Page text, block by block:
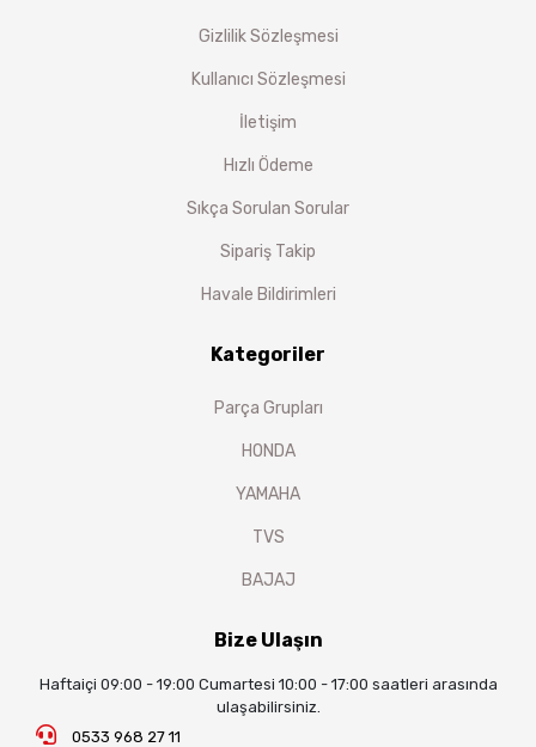
Gizlilik Sözleşmesi
Kullanıcı Sözleşmesi
İletişim
Hızlı Ödeme
Sıkça Sorulan Sorular
Sipariş Takip
Havale Bildirimleri
Kategoriler
Parça Grupları
HONDA
YAMAHA
TVS
BAJAJ
Bize Ulaşın
Haftaiçi 09:00 - 19:00 Cumartesi 10:00 - 17:00 saatleri arasında
ulaşabilirsiniz.
0533 968 27 11